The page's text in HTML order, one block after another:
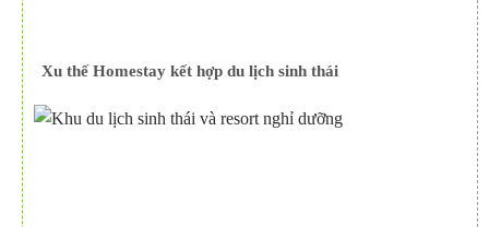
Xu thế Homestay kết hợp du lịch sinh thái